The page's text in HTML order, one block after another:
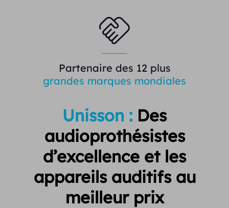
Partenaire des 12 plus
grandes marques mondiales
Unisson : Des
audioprothésistes
d’excellence etles
appareils auditifs au
meilleur prix